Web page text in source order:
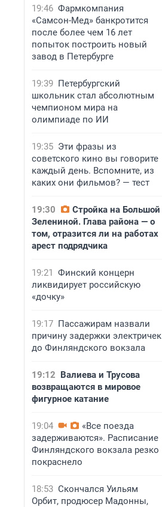
19:46 Фармкомпания
«Самсон-Мед» банкротится
после более чем 16 лет
попыток построить новый
завод в Петербурге
19:39 Петербургский
школьник стал абсолютным
чемпионом мира на
олимпиаде по ИИ
19:35 Эти фразы из
советского кино вы говорите
каждый день. Вспомните, из
каких они фильмов? — тест
19:30
Стройка на Большой
Зелениной. Глава района — о
том, отразится ли на работах
арест подрядчика
19:21 Финский концерн
ликвидирует российскую
«дочку»
19:17 Пассажирам назвали
причину задержки электричек
до Финляндского вокзала
19:12 Валиева и Трусова
возвращаются в мировое
фигурное катание
19:04
«Все поезда
задерживаются». Расписание
Финляндского вокзала резко
покраснело
18:53 Скончался Уильям
Орбит, продюсер Мадонны,